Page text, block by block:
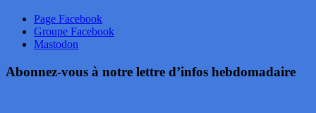
Page Facebook
Groupe Facebook
Mastodon
Abonnez-vous à notre lettre d’infos hebdomadaire